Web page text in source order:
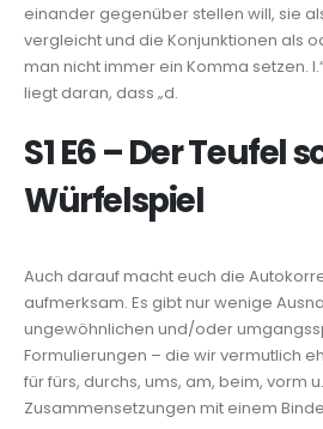
einander gegenüber stellen will, sie
vergleicht und die Konjunktionen als
man nicht immer ein Komma setzen.
liegt daran, dass „d.
S1 E6 – Der Teufel
Würfelspiel
Auch darauf macht euch die
aufmerksam. Es gibt nur wenige
ungewöhnlichen und/oder
Formulierungen – die wir vermutlich
für fürs, durchs, ums, am, beim, vorm
Zusammensetzungen mit einem